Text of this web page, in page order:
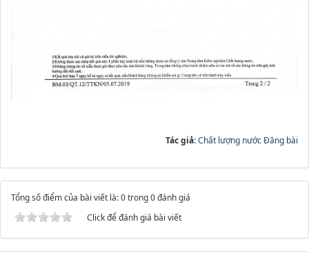
Tác giả:Chất lượng nước Đăng bài
Tổng số điểm của bài viết là: 0 trong 0 đánh giá
Click để đánh giá bài viết